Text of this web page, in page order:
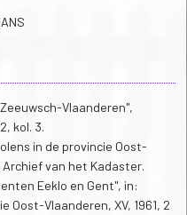
Vlaanderen",
kol. 3.
in de provincie Oost-
van het Kadaster.
Eeklo en Gent", in:
Oost-Vlaanderen, XV, 1961, 2